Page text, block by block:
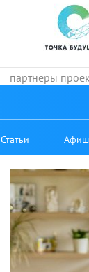
Статьи